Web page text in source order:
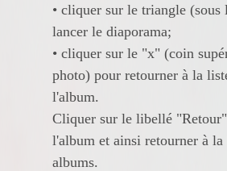
• cliquer sur le triangle (sous
lancer le diaporama;
• cliquer sur le "x" (coin
photo) pour retourner à la
l'album.
Cliquer sur le libellé
l'album et ainsi retourner à la
albums.